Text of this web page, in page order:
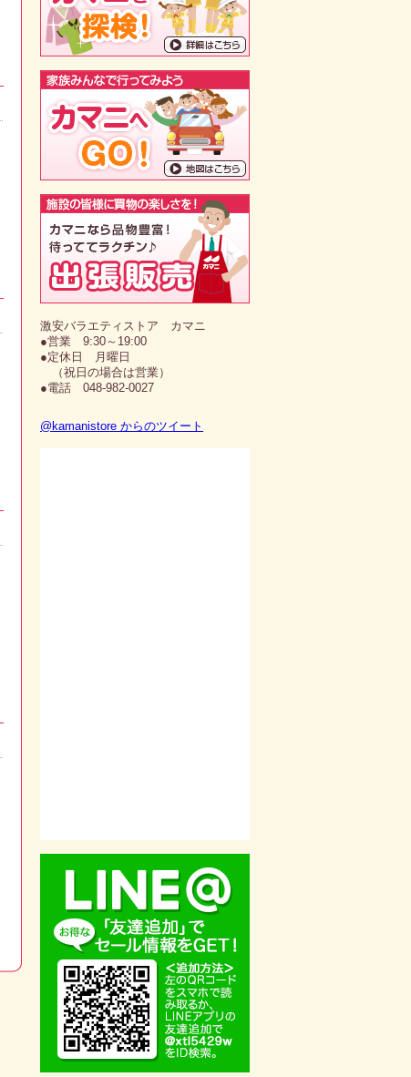
激安バラエティストア カマニ
●営業 9:30～19:00
●定休日 月曜日
（祝日の場合は営業）
●電話 048-982-0027
@kamanistore からのツイート